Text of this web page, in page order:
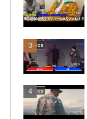
Videos
Videos